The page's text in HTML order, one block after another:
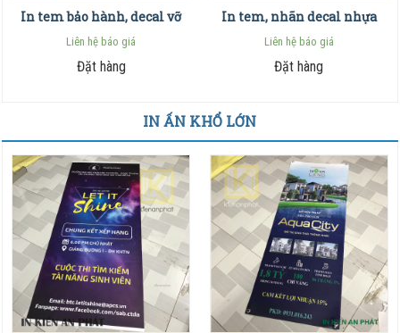
In tem bảo hành, decal vỡ
Liên hệ báo giá
Đặt hàng
In tem, nhãn decal nhựa
Liên hệ báo giá
Đặt hàng
IN ẤN KHỔ LỚN